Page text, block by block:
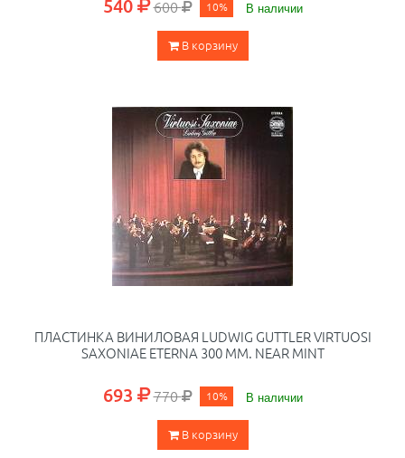
540 600 10% В наличии
В корзину
ПЛАСТИНКА ВИНИЛОВАЯ LUDWIG GUTTLER VIRTUOSI
SAXONIAE ETERNA 300 ММ. NEAR MINT
693 770 10% В наличии
В корзину